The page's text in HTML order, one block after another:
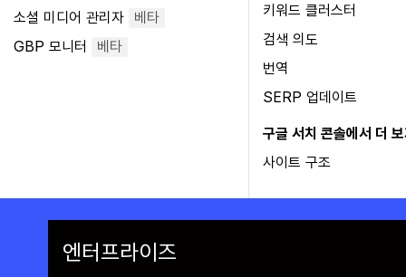
소셜 미디어 관리자
베타
GBP 모니터 베타
키워드 클러스터
검색 의도
번역
SERP 업데이트
구글 서치 콘솔에서 더
사이트 구조
엔터프라이즈